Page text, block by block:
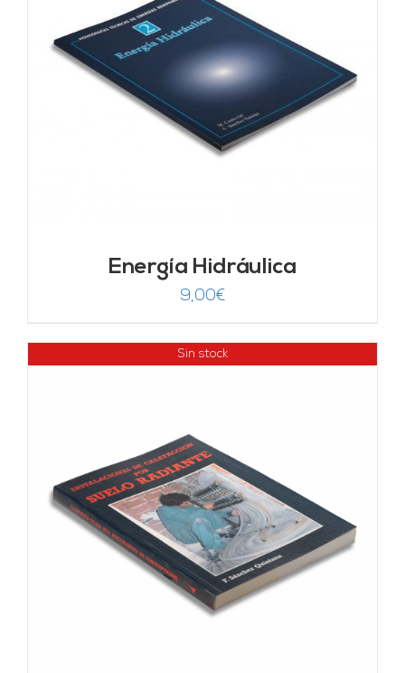
Energía Hidráulica
9,00€
Sin stock